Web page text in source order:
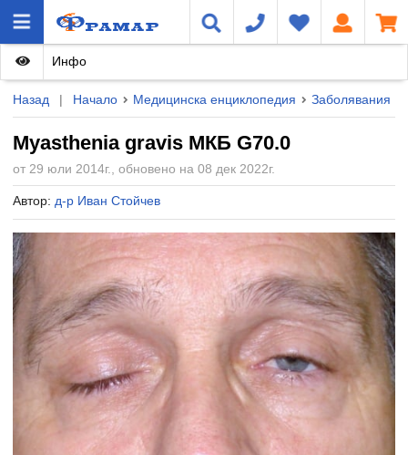
Назад | Начало Медицинска енциклопедия Заболявания
Myasthenia gravis МКБ G70.0
от 29 юли 2014г., обновено на 08 дек 2022г.
Автор: д-р Иван Стойчев
Инфо